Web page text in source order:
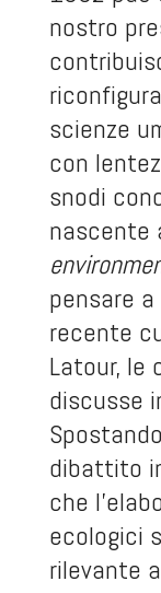
nostro
scienze
con
snodi
nascente
pensare a
recente
Latour, le
discusse
dibattito
che
ecologici
rilevante